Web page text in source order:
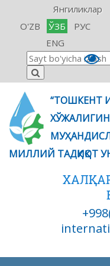
Янгиликлар
O'ZB
ЎЗБ
РУС
ENG
“ТОШКЕНТ
МИЛЛИЙ ТАДҚИҚОТ